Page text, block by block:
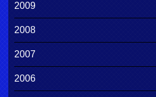
2009
2008
2007
2006